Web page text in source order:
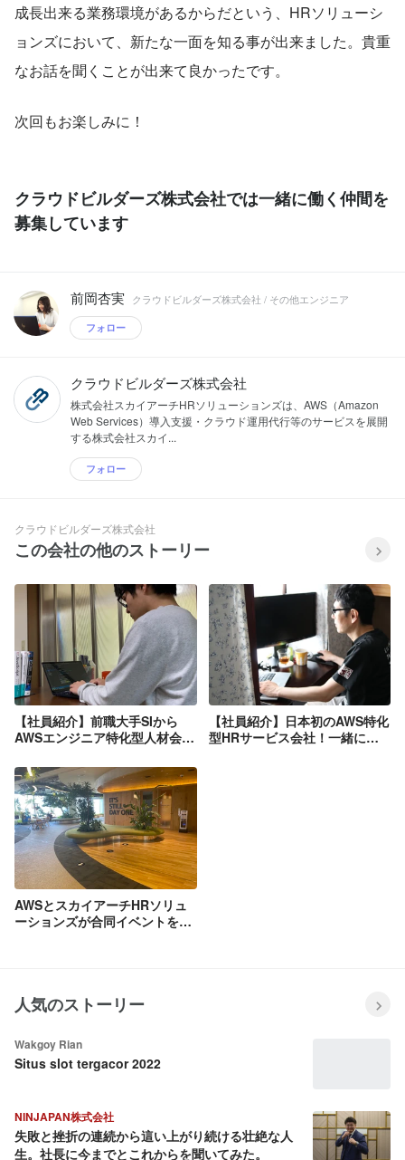
成長出来る業務環境があるからだという、HRソリューシ
ョンズにおいて、新たな一面を知る事が出来ました。貴重
なお話を聞くことが出来て良かったです。
次回もお楽しみに！
クラウドビルダーズ株式会社では一緒に働く仲間を
募集しています
前岡杏実 クラウドビルダーズ株式会社 / その他エンジニア
フォロー
クラウドビルダーズ株式会社
株式会社スカイアーチHRソリューションズは、AWS（Amazon
Web Services）導入支援・クラウド運用代行等のサービスを展開
する株式会社スカイ...
フォロー
クラウドビルダーズ株式会社
この会社の他のストーリー
【社員紹介】前職大手SIから
AWSエンジニア特化型人材会社
みました！
【社員紹介】日本初のAWS特化
型HRサービス会社！一緒に働
AWSとスカイアーチHRソリュ
ーションズが合同イベントを開
人気のストーリー
Wakgoy Rian
Situs slot tergacor 2022
NINJAPAN株式会社
失敗と挫折の連続から這い上がり続ける壮絶な人
生。社長に今までとこれからを聞いてみた。